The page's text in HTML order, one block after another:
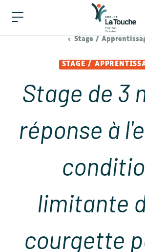
Stage /
STAGE /
Stage de 3
réponse à
limitante
courgette